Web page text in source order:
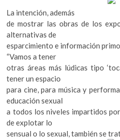
La intención, además
de mostrar las obras de los
alternativas de
esparcimiento e información
“Vamos a tener
otras áreas más lúdicas tipo
tener un espacio
para cine, para música y
educación sexual
a todos los niveles impartidos
de explotar lo
sensual o lo sexual, también se